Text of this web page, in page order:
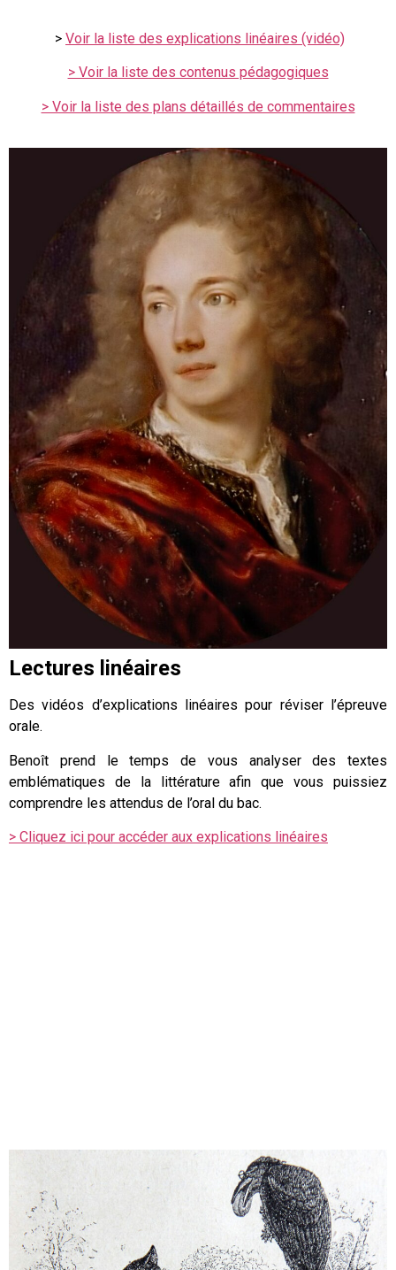
> Voir la liste des explications linéaires (vidéo)
> Voir la liste des contenus pédagogiques
> Voir la liste des plans détaillés de commentaires
Lectures linéaires
Des vidéos d’explications linéaires pour réviser l’épreuve
orale.
Benoît prend le temps de vous analyser des textes
emblématiques de la littérature afin que vous puissiez
comprendre les attendus de l’oral du bac.
> Cliquez ici pour accéder aux explications linéaires